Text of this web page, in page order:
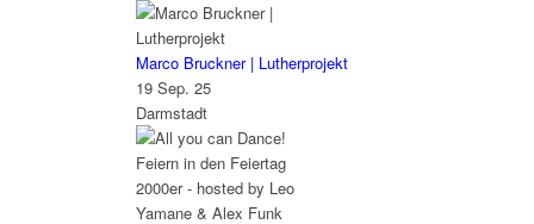
Marco Bruckner | Lutherprojekt
19 Sep. 25
Darmstadt